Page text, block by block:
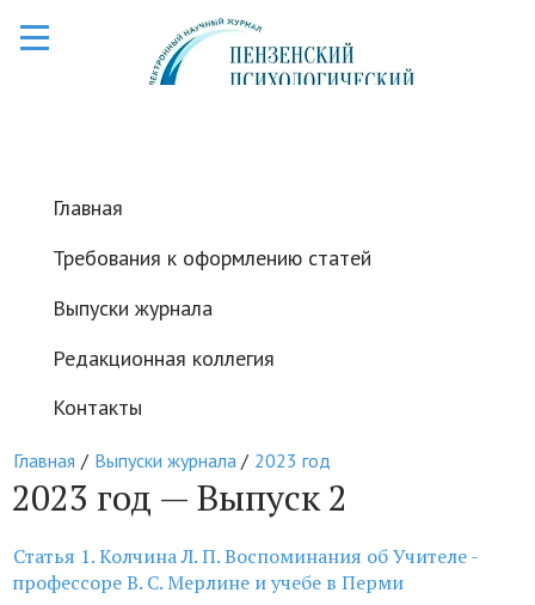
Главная
Требования к оформлению статей
Выпуски журнала
Редакционная коллегия
Контакты
Главная Выпуски журнала 2023 год
2023 год — Выпуск 2
Статья 1. Колчина Л. П. Воспоминания об Учителе -
профессоре В. С. Мерлине и учебе в Перми